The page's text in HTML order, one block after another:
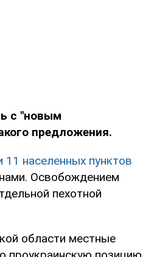
с "новым
предложения.
населенных пунктов
Освобождением
пехотной
области местные